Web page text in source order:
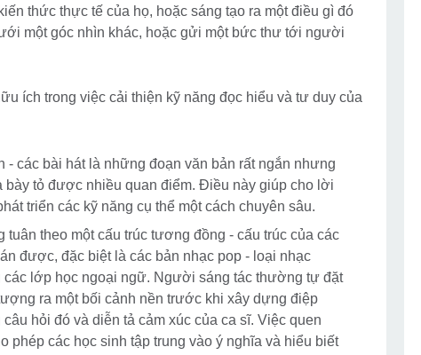
thức thực tế của họ, hoặc sáng tạo ra một điều gì đó
một góc nhìn khác, hoặc gửi một bức thư tới người
ích trong việc cải thiện kỹ năng đọc hiểu và tư duy của
- các bài hát là những đoạn văn bản rất ngắn nhưng
bày tỏ được nhiều quan điểm. Điều này giúp cho lời
triển các kỹ năng cụ thể một cách chuyên sâu.
tuân theo một cấu trúc tương đồng - cấu trúc của các
được, đặc biệt là các bản nhạc pop - loại nhạc
lớp học ngoại ngữ. Người sáng tác thường tự đặt
ra một bối cảnh nền trước khi xây dựng điệp
hỏi đó và diễn tả cảm xúc của ca sĩ. Việc quen
phép các học sinh tập trung vào ý nghĩa và hiểu biết